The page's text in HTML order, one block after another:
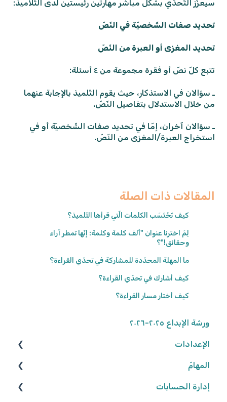
سيعزّز التّحدّي بشكل مباشر مهارتين رئيستين لدى التّلاميذ:
تحديد صفات الشّخصيّة في النّصّ
تحديد المغزى أو العبرة من النّصّ
تتبع كلّ نصّ أو فقرة مجموعة من ٤ أسئلة:
ـ سؤالان في الاستذكار، حيث يقوم التّلميذ بالإجابة عنهما
من خلال الاستدلال بتفاصيل النّصّ.
ـ سؤالان آخران، إمّا في تحديد صفات الشّخصيّة أو في
استخراج العبرة/المغزى من النّصّ.
المقالات ذات الصلة
كيف تُحْتَسَب الكلمات الّتي قرأها التّلميذ؟
لِمَ اخترنا عنوان "ألف كلمة وكلمة: إنّها تمطر آراء
وحقائق!"؟
ما المهلة المحدّدة للمشاركة في تحدّي القراءة؟
كيف أشارك في تحدّي القراءة؟
كيف أختار مسار القراءة؟
ورشة الإبداع ٢٠٢٥-٢٠٢٦
الإعدادات
الوصول إلى المنصّة
كلمة المرور
المهامّ
البحث عن الموارد
إدارة الحسابات